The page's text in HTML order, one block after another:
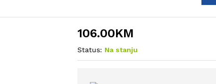
106.00KM
Status: Na stanju